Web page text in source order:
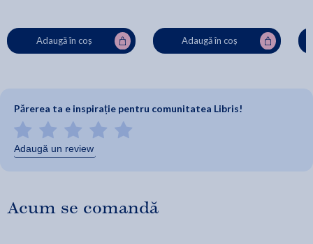
Adaugă în coș Adaugă în coș
Părerea ta e inspirație pentru comunitatea Libris!
Adaugă un review
Acum se comandă